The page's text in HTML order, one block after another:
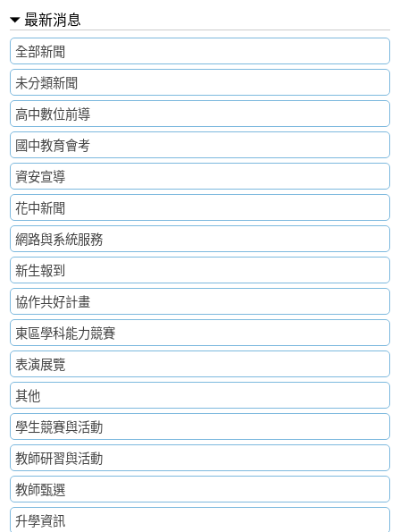
最新消息
全部新聞
未分類新聞
高中數位前導
國中教育會考
資安宣導
花中新聞
網路與系統服務
新生報到
協作共好計畫
東區學科能力競賽
表演展覽
其他
學生競賽與活動
教師研習與活動
教師甄選
升學資訊